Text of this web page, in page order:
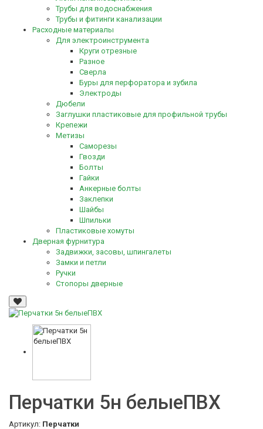
Трубы для водоснабжения
Трубы и фитинги канализации
Расходные материалы
Для электроинструмента
Круги отрезные
Разное
Сверла
Буры для перфоратора и зубила
Электроды
Дюбели
Заглушки пластиковые для профильной трубы
Крепежи
Метизы
Саморезы
Гвозди
Болты
Гайки
Анкерные болты
Заклепки
Шайбы
Шпильки
Пластиковые хомуты
Дверная фурнитура
Задвижки, засовы, шпингалеты
Замки и петли
Ручки
Стопоры дверные
Перчатки 5н белыеПВХ
Артикул: Перчатки